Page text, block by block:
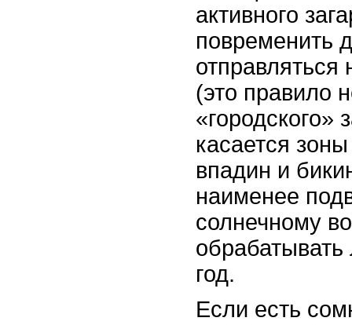
активного
повременить
отправляться
(это правило
«городского»
касается
впадин и
наименее
солнечному
год.
Если есть